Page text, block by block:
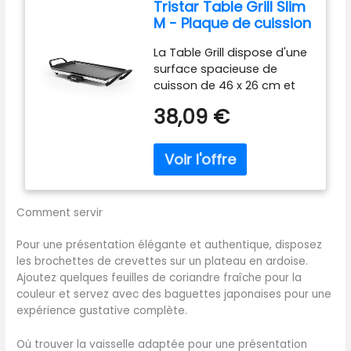
rotatif. Maîtrisez la cuisson
de tous vos plats sans
cuisine conviviale et
accessible à tous.
NETTOYAGE SANS EFFORT –
Une conception intelligente
avec des composants
entièrement amovibles.
Profitez d'un entretien
rapide et facile après
chaque utilisation, ce qui
usage quotidien régulier.
MOINS DE FUMÉE & CHAUFFE
RAPIDE – Le bac
récupérateur de graisse
rempli d'eau prévient les
flambées de graisses et
réduit les fumées et
Tristar Table Grill Slim
M - Plaque de cuission
46 x 26 cm -
Thermostat réglable -
Poignées amovibles -
Revêtement
antiadhésif - Facile à
nettoyer - BP-2667
La Table Grill dispose d'une
surface spacieuse de
cuisson de 46 x 26 cm et
permettant une
en même temps. Grâce au
thermostat réglable, vous
chaque plat que vous
cuisinez. Les poignées
amovibles rendent la
plaque de cuisson pratique
à utiliser, à déplacer, et à
38,09 €
Comment servir
Pour une présentation élégante et authentique, disposez
les brochettes de crevettes sur un plateau en ardoise.
Ajoutez quelques feuilles de coriandre fraîche pour la
couleur et servez avec des baguettes japonaises pour une
expérience gustative complète.
Où trouver la vaisselle adaptée pour une présentation